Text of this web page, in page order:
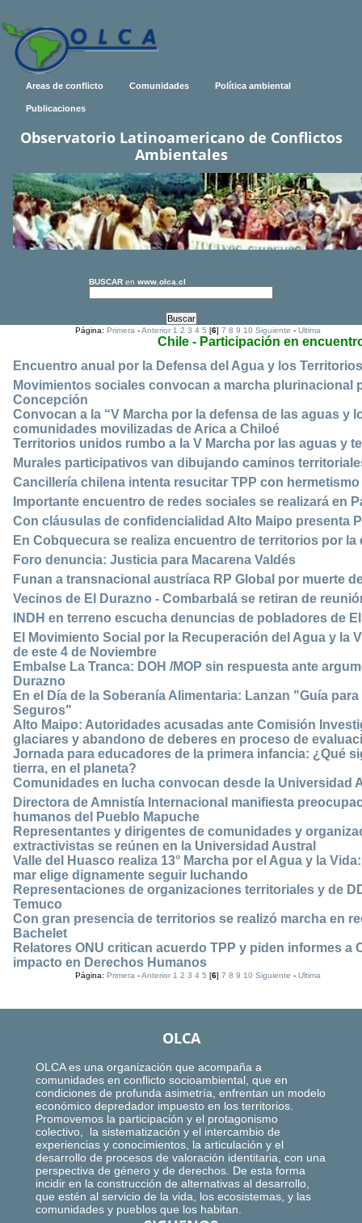
Areas de conflicto Comunidades Política ambiental
Publicaciones
Observatorio Latinoamericano de Conflictos
Ambientales
BUSCAR en www.olca.cl
Página:Primera -Anterior 1 2 3 4 5 [6]7 8 9 10 Siguiente -Ultima
Chile - Participación en
Encuentro anual por la Defensa del Agua y los
Movimientos sociales convocan a marcha plurinacional
Concepción
Convocan a la “V Marcha por la defensa de las aguas y
comunidades movilizadas de Arica a Chiloé
Territorios unidos rumbo a la V Marcha por las aguas y
Murales participativos van dibujando caminos
Cancillería chilena intenta resucitar TPP con
Importante encuentro de redes sociales se realizará en
Con cláusulas de confidencialidad Alto Maipo presenta
En Cobquecura se realiza encuentro de territorios por
Foro denuncia: Justicia para Macarena Valdés
Funan a transnacional austríaca RP Global por muerte
Vecinos de El Durazno - Combarbalá se retiran de
INDH en terreno escucha denuncias de pobladores de
El Movimiento Social por la Recuperación del Agua y la
de este 4 de Noviembre
Embalse La Tranca: DOH /MOP sin respuesta ante
Durazno
En el Día de la Soberanía Alimentaria: Lanzan "Guía
Seguros"
Alto Maipo: Autoridades acusadas ante Comisión
glaciares y abandono de deberes en proceso de
Jornada para educadores de la primera infancia: ¿Qué
tierra, en el planeta?
Comunidades en lucha convocan desde la Universidad
Directora de Amnistía Internacional manifiesta
humanos del Pueblo Mapuche
Representantes y dirigentes de comunidades y
extractivistas se reúnen en la Universidad Austral
Valle del Huasco realiza 13° Marcha por el Agua y la
mar elige dignamente seguir luchando
Representaciones de organizaciones territoriales y de
Temuco
Con gran presencia de territorios se realizó marcha en
Bachelet
Relatores ONU critican acuerdo TPP y piden informes
impacto en Derechos Humanos
Página:Primera -Anterior 1 2 3 4 5 [6]7 8 9 10 Siguiente -Ultima
OLCA
OLCA es una organización que acompaña a
comunidades en conflicto socioambiental, que en
condiciones de profunda asimetría, enfrentan un modelo
económico depredador impuesto en los territorios.
Promovemos la participación y el protagonismo
colectivo, la sistematización y el intercambio de
experiencias y conocimientos, la articulación y el
desarrollo de procesos de valoración identitaria, con una
perspectiva de género y de derechos. De esta forma
incidir en la construcción de alternativas al desarrollo,
que estén al servicio de la vida, los ecosistemas, y las
comunidades y pueblos que los habitan.